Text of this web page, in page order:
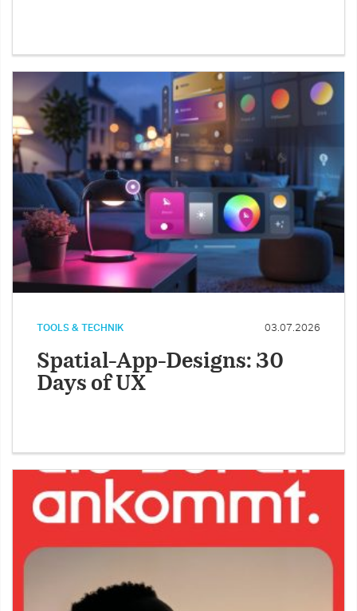
TOOLS & TECHNIK 03.07.2026
Spatial-App-Designs: 30
Days of UX